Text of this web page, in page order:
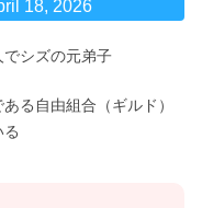
18, 2026
シズの元弟子
る自由組合（ギルド）